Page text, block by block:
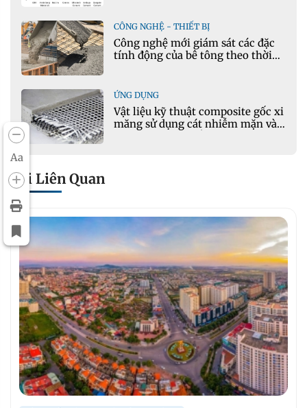
Aa
CÔNG NGHỆ - THIẾT BỊ
Công nghệ mới giám sát các đặc
tính động của bê tông theo thời
ỨNG DỤNG
Vật liệu kỹ thuật composite gốc xi
măng sử dụng cát nhiễm mặn và
Bài Liên Quan